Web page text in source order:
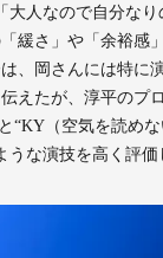
大人なので自分な
緩さ」や「余裕感
、岡さんには特に
えたが、淳平のプ
“KY（空気を読め
うな演技を高く評価